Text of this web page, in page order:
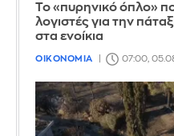
Το «πυρηνικό όπλο»
λογιστές για την
στα ενοίκια
ΟΙΚΟΝΟΜΙΑ 07:00,